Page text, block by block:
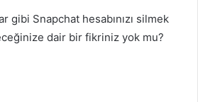
gibi Snapchat hesabınızı silmek
dair bir fikriniz yok mu?